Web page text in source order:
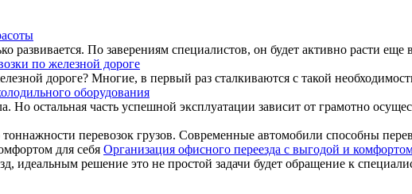
развивается. По заверениям специалистов, он будет активно расти еще
по железной дороге
дороге? Многие, в первый раз сталкиваются с такой
оборудования
Но остальная часть успешной эксплуатации зависит от грамотно
перевозок грузов. Современные автомобили способны
Организация офисного переезда с выгодой и
решение это не простой задачи будет обращение к